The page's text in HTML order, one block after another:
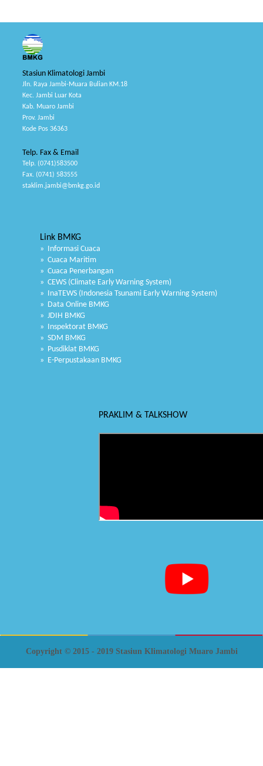
Stasiun Klimatologi Jambi
Jln. Raya Jambi-Muara Bulian KM.18
Kec. Jambi Luar Kota
Kab. Muaro Jambi
Prov. Jambi
Kode Pos 36363
Telp. Fax & Email
Telp. (0741)583500
Fax. (0741) 583555
staklim.jambi@bmkg.go.id
Link BMKG
» Informasi Cuaca
» Cuaca Maritim
» Cuaca Penerbangan
» CEWS (Climate Early Warning System)
» InaTEWS (Indonesia Tsunami Early Warning System)
» Data Online BMKG
» JDIH BMKG
» Inspektorat BMKG
» SDM BMKG
» Pusdiklat BMKG
» E-Perpustakaan BMKG
PRAKLIM & TALKSHOW
Copyright © 2015 - 2019 Stasiun Klimatologi Muaro Jambi